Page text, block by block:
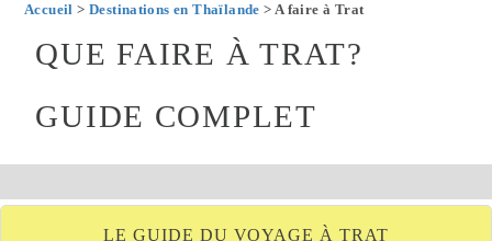
Accueil > Destinations en Thaïlande > A faire à Trat
QUE FAIRE À TRAT?
GUIDE COMPLET
LE GUIDE DU VOYAGE À TRAT